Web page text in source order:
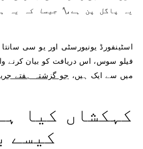
یہ پاگل پن ہے،\’ جیسا کہ یہ
اسٹینفورڈ یونیورسٹی اور یو سی
فیلو سوس، اس دریافت کو بیان کرنے
میں سے ایک ہیں، جو گزشتہ ہفتے
کہکشاں کیا
کیسے